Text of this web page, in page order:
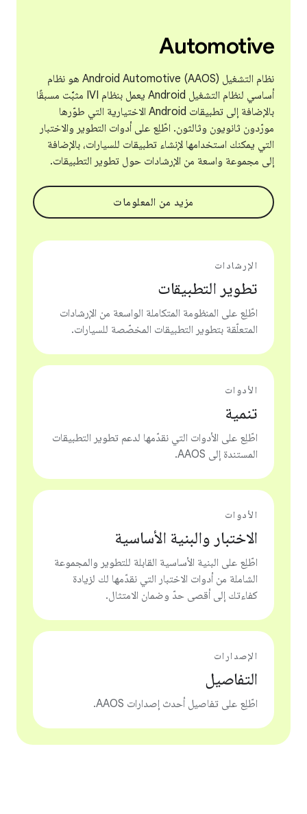
Automotive
نظام التشغيل Android Automotive (AAOS) هو نظام
أساسي لنظام التشغيل Android يعمل بنظام IVI مثبَّت مسبقًا
بالإضافة إلى تطبيقات Android الاختيارية التي طوّرها
مورّدون ثانويون وثالثون. اطّلِع على أدوات التطوير والاختبار
التي يمكنك استخدامها لإنشاء تطبيقات للسيارات، بالإضافة
إلى مجموعة واسعة من الإرشادات حول تطوير التطبيقات.
مزيد من المعلومات
الإرشادات
تطوير التطبيقات
اطّلِع على المنظومة المتكاملة الواسعة من الإرشادات
المتعلّقة بتطوير التطبيقات المخصّصة للسيارات.
الأدوات
تنمية
اطّلِع على الأدوات التي نقدّمها لدعم تطوير التطبيقات
المستندة إلى AAOS.
الأدوات
الاختبار والبنية الأساسية
اطّلِع على البنية الأساسية القابلة للتطوير والمجموعة
الشاملة من أدوات الاختبار التي نقدّمها لك لزيادة
كفاءتك إلى أقصى حدّ وضمان الامتثال.
الإصدارات
التفاصيل
اطّلِع على تفاصيل أحدث إصدارات AAOS.